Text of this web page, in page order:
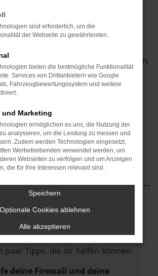
dass wir dieses
online sowohl als
als Gebrauchtwagen sowie als
Tageszulassung anbieten. Sie
„aus dem Vollen“ und
sicher in ein außergewöhnlich
Damit nicht genug: Auto
lässt beim Kauf eines Fiat
ordentlich die Preise purzeln
attraktive Rabatte ein.
Lübeck
Lübeck
Lübeck
Network Error
ein Fehler aufgetreten.
paar Tipps, die dir helfen können:
deine Firewall und deine
sind erforderlich, um die
der Webseite zu gewährleisten.
bieten die bestmögliche Funktionalität
Services von Drittanbietern wie Google
Fahrzeugbewertungssystem und weitere
Marketing
ermöglichen es uns, die Nutzung der
analysieren, um die Leistung zu messen und
Zudem werden Technologien eingesetzt,
Werbetreibenden verwendet werden, um
Webseiten zu verfolgen und um Anzeigen
die für Ihre Interessen relevant sind.
Speichern
Optionale Cookies ablehnen
Alle akzeptieren